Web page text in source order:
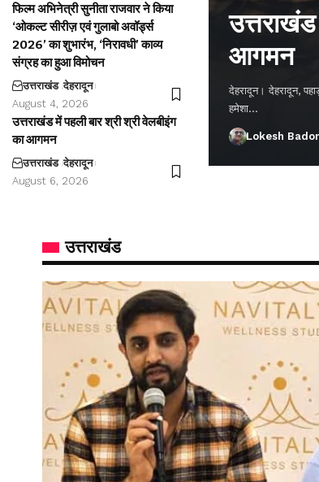
फिल्म अभिनेत्री सुनीता राजवार ने किया
‘ओकल्ट सीरीज़ एवं गुलाबो अवॉर्ड्स
2026’ का शुभारंभ, ‘निरावधी’ काव्य
संग्रह का हुआ विमोचन
उत्तराखंड देहरादून
August 4, 2026
उत्तराखंड में पहली बार श्री श्री वेलबीइंग
का आगमन
उत्तराखंड देहरादून
August 6, 2026
उत्तराखंड
आगमन
देहरादून। देहरादून,
हमेशा…
Lokesh
उत्तराखंड